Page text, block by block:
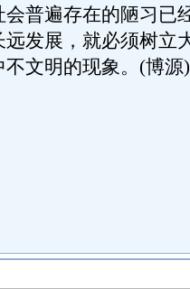
普遍存在的陋习已
发展，就必须树立
文明的现象。(博源)